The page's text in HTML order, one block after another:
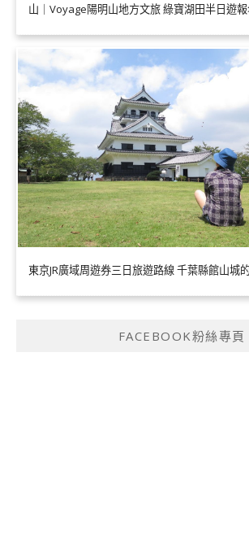
山｜Voyage陽明山地方文旅 綠寶湖田半日遊
東京JR廣域周遊券三日旅遊路線 千葉縣館山城
FACEBOOK粉絲專頁